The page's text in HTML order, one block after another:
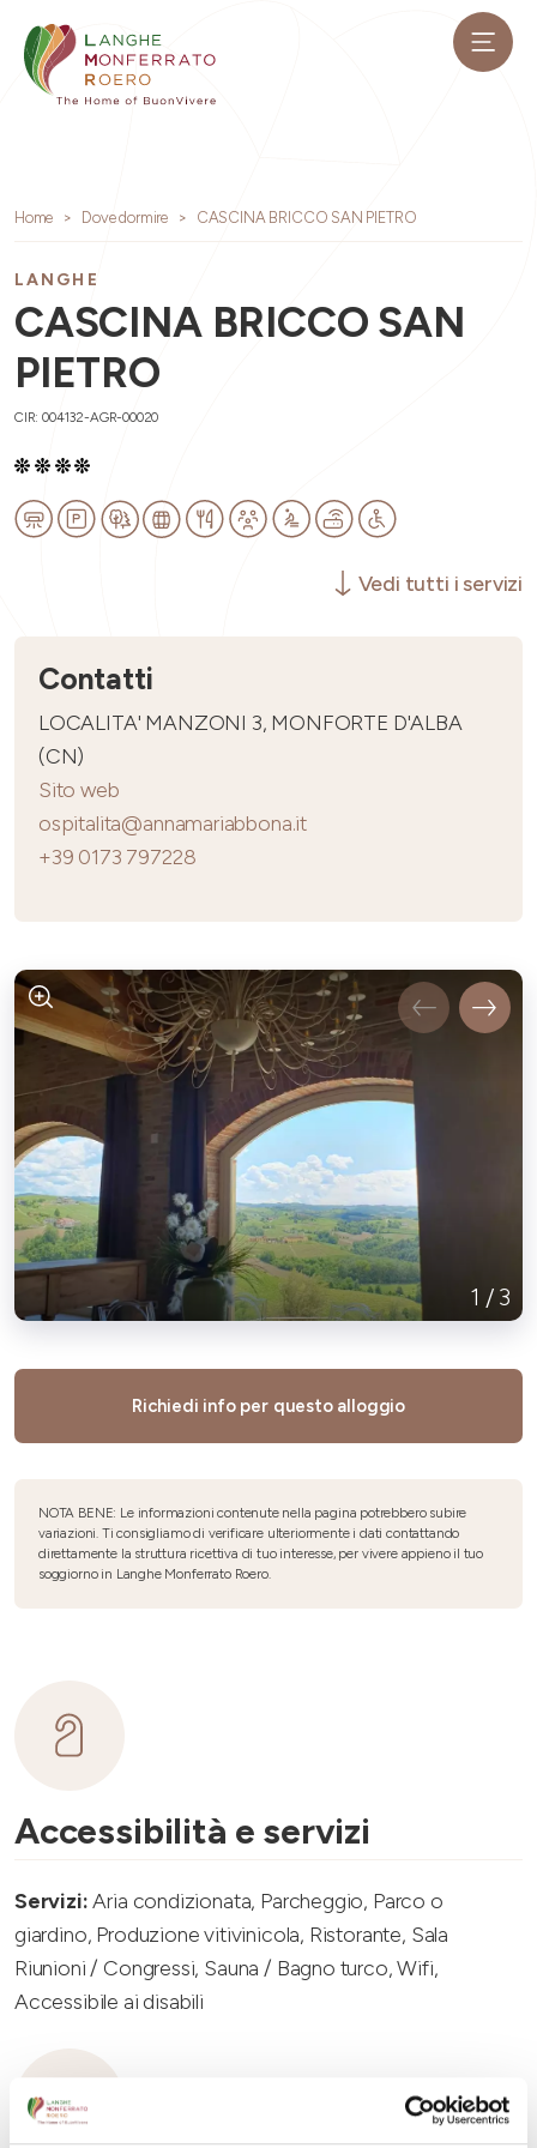
Home Dove dormire CASCINA BRICCO SAN PIETRO
LANGHE
CASCINA BRICCO SAN
PIETRO
CIR: 004132-AGR-00020
Vedi tutti i servizi
Contatti
LOCALITA' MANZONI 3, MONFORTE D'ALBA
(CN)
Sito web
ospitalita@annamariabbona.it
+39 0173 797228
1 / 3
Richiedi info per questo alloggio
NOTA BENE: Le informazioni contenute nella pagina potrebbero subire
variazioni. Ti consigliamo di verificare ulteriormente i dati contattando
direttamente la struttura ricettiva di tuo interesse, per vivere appieno il tuo
soggiorno in Langhe Monferrato Roero.
Accessibilità e servizi
Servizi:Aria condizionata, Parcheggio, Parco o
giardino, Produzione vitivinicola, Ristorante, Sala
Riunioni / Congressi, Sauna / Bagno turco, Wifi,
Accessibile ai disabili